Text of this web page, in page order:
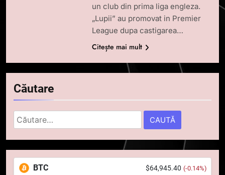
un club din prima liga engleza.
„Lupii” au promovat in Premier
League dupa castigarea…
Citește mai mult
Căutare
Caută
după:
BTC $64,945.40 (-0.14%)
Squid a strâns 6 milioane de
dolari cu sprijinul Ripple, apoi a